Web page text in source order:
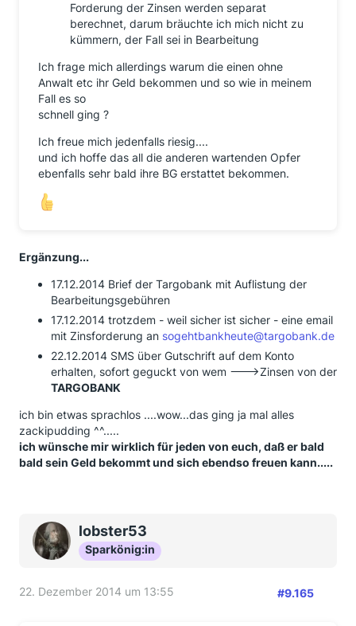
Forderung der Zinsen werden separat
berechnet, darum bräuchte ich mich nicht zu
kümmern, der Fall sei in Bearbeitung
Ich frage mich allerdings warum die einen ohne
Anwalt etc ihr Geld bekommen und so wie in meinem
Fall es so
schnell ging ?
Ich freue mich jedenfalls riesig....
und ich hoffe das all die anderen wartenden Opfer
ebenfalls sehr bald ihre BG erstattet bekommen.
Ergänzung...
17.12.2014 Brief der Targobank mit Auflistung der
Bearbeitungsgebühren
17.12.2014 trotzdem - weil sicher ist sicher - eine email
mit Zinsforderung an sogehtbankheute@targobank.de
22.12.2014 SMS über Gutschrift auf dem Konto
erhalten, sofort geguckt von wem --->Zinsen von der
TARGOBANK
ich bin etwas sprachlos ....wow...das ging ja mal alles
zackipudding ^^.....
ich wünsche mir wirklich für jeden von euch, daß er bald
bald sein Geld bekommt und sich ebendso freuen kann.....
lobster53
Sparkönig:in
22. Dezember 2014 um 13:55 #9.165